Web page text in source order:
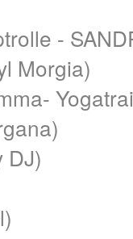
-
Morgia)
DJ)